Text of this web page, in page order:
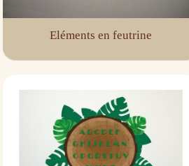
Eléments en feutrine